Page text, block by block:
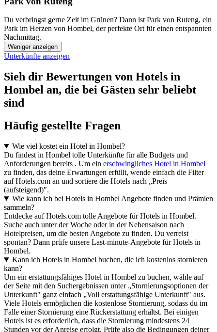
Du verbringst gerne Zeit im Grünen? Dann ist Park von Ruteng, ein
Park im Herzen von Hombel, der perfekte Ort für einen entspannten
Nachmittag.
Weniger anzeigen
Unterkünfte anzeigen
Sieh dir Bewertungen von Hotels in
Hombel an, die bei Gästen sehr beliebt
sind
Häufig gestellte Fragen
Wie viel kostet ein Hotel in Hombel?
Du findest in Hombel tolle Unterkünfte für alle Budgets und
Anforderungen bereits . Um ein erschwingliches Hotel in Hombel
zu finden, das deine Erwartungen erfüllt, wende einfach die Filter
auf Hotels.com an und sortiere die Hotels nach „Preis
(aufsteigend)".
Wie kann ich bei Hotels in Hombel Angebote finden und Prämien
sammeln?
Entdecke auf Hotels.com tolle Angebote für Hotels in Hombel.
Suche auch unter der Woche oder in der Nebensaison nach
Hotelpreisen, um die besten Angebote zu finden. Du verreist
spontan? Dann prüfe unsere Last-minute-Angebote für Hotels in
Hombel.
Kann ich Hotels in Hombel buchen, die ich kostenlos stornieren
kann?
Um ein erstattungsfähiges Hotel in Hombel zu buchen, wähle auf
der Seite mit den Suchergebnissen unter „Stornierungsoptionen der
Unterkunft" ganz einfach „Voll erstattungsfähige Unterkunft" aus.
Viele Hotels ermöglichen die kostenlose Stornierung, sodass du im
Falle einer Stornierung eine Rückerstattung erhältst. Bei einigen
Hotels ist es erforderlich, dass die Stornierung mindestens 24
Stunden vor der Anreise erfolgt. Prüfe also die Bedingungen deiner